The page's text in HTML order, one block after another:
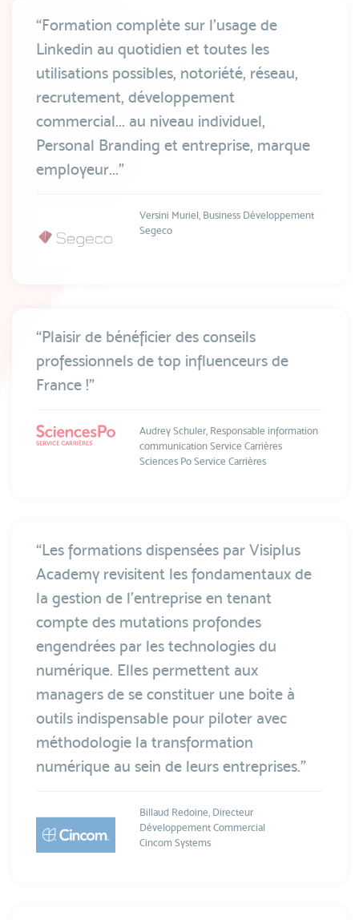
“Formation complète sur l’usage de
Linkedin au quotidien et toutes les
utilisations possibles, notoriété, réseau,
recrutement, développement
commercial... au niveau individuel,
Personal Branding et entreprise, marque
employeur...”
Versini Muriel, Business Développement
Segeco
“Plaisir de bénéficier des conseils
professionnels de top influenceurs de
France !”
Audrey Schuler, Responsable information
communication Service Carrières
Sciences Po Service Carrières
“Les formations dispensées par Visiplus
Academy revisitent les fondamentaux de
la gestion de l'entreprise en tenant
compte des mutations profondes
engendrées par les technologies du
numérique. Elles permettent aux
managers de se constituer une boite à
outils indispensable pour piloter avec
méthodologie la transformation
numérique au sein de leurs entreprises.”
Billaud Redoine, Directeur
Développement Commercial
Cincom Systems